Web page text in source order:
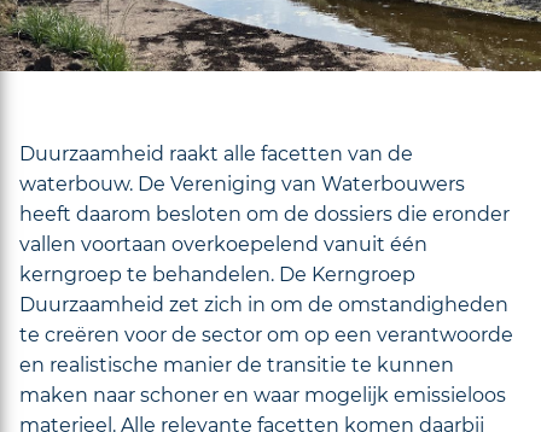
Duurzaamheid raakt alle facetten van de
waterbouw. De Vereniging van Waterbouwers
heeft daarom besloten om de dossiers die eronder
vallen voortaan overkoepelend vanuit één
kerngroep te behandelen. De Kerngroep
Duurzaamheid zet zich in om de omstandigheden
te creëren voor de sector om op een verantwoorde
en realistische manier de transitie te kunnen
maken naar schoner en waar mogelijk emissieloos
materieel. Alle relevante facetten komen daarbij